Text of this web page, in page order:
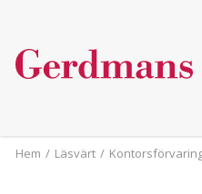
Hem / Läsvärt /